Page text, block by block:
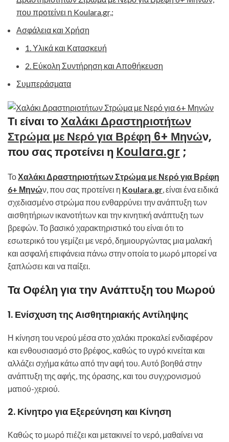
που προτείνει η Koulara.gr,;
Ασφάλεια και Χρήση
1. Υλικά και Κατασκευή
2. Εύκολη Συντήρηση και Αποθήκευση
Συμπεράσματα
Τι είναι τοΧαλάκι Δραστηριοτήτων
Στρώμα με Νερό για Βρέφη 6+ Μηνών,
που σας προτείνει η Koulara.gr ;
ΤοΧαλάκι Δραστηριοτήτων Στρώμα με Νερό για Βρέφη
6+ Μηνών, που σας προτείνει η Koulara.gr, είναι ένα ειδικά
σχεδιασμένο στρώμα που ενθαρρύνει την ανάπτυξη των
αισθητήριων ικανοτήτων και την κινητική ανάπτυξη των
βρεφών. Το βασικό χαρακτηριστικό του είναι ότι το
εσωτερικό του γεμίζει με νερό, δημιουργώντας μια μαλακή
και ασφαλή επιφάνεια πάνω στην οποία το μωρό μπορεί να
ξαπλώσει και να παίξει.
Τα Οφέλη για την Ανάπτυξη του Μωρού
1. Ενίσχυση της Αισθητηριακής Αντίληψης
Η κίνηση του νερού μέσα στο χαλάκι προκαλεί ενδιαφέρον
και ενθουσιασμό στο βρέφος, καθώς το υγρό κινείται και
αλλάζει σχήμα κάτω από την αφή του. Αυτό βοηθά στην
ανάπτυξη της αφής, της όρασης, και του συγχρονισμού
ματιού-χεριού.
2. Κίνητρο για Εξερεύνηση και Κίνηση
Καθώς το μωρό πιέζει και μετακινεί το νερό, μαθαίνει να